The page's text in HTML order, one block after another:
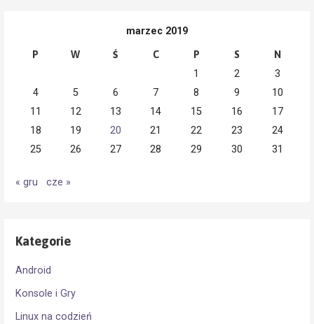
marzec 2019
P W Ś C P S N
1 2
3
4
5 6 7 8 9
10
11
12 13 14 15 16
17
18
19 20 21 22 23
24
25
26 27 28 29 30 31
« gru cze »
Kategorie
Android
Konsole i Gry
Linux na codzień